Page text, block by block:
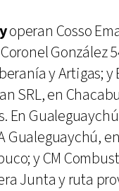
operan Cosso
González
y Artigas; y
SRL, en
En
Gualeguaychú,
y CM
Junta y ruta